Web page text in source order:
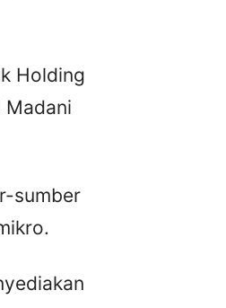
Holding
Madani
sumber